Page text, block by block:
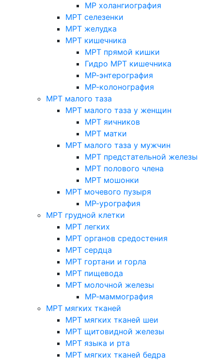
МР холангиография
МРТ селезенки
МРТ желудка
МРТ кишечника
МРТ прямой кишки
Гидро МРТ кишечника
МР-энтерография
МР-колонография
МРТ малого таза
МРТ малого таза у женщин
МРТ яичников
МРТ матки
МРТ малого таза у мужчин
МРТ предстательной железы
МРТ полового члена
МРТ мошонки
МРТ мочевого пузыря
МР-урография
МРТ грудной клетки
МРТ легких
МРТ органов средостения
МРТ сердца
МРТ гортани и горла
МРТ пищевода
МРТ молочной железы
МР-маммография
МРТ мягких тканей
МРТ мягких тканей шеи
МРТ щитовидной железы
МРТ языка и рта
МРТ мягких тканей бедра